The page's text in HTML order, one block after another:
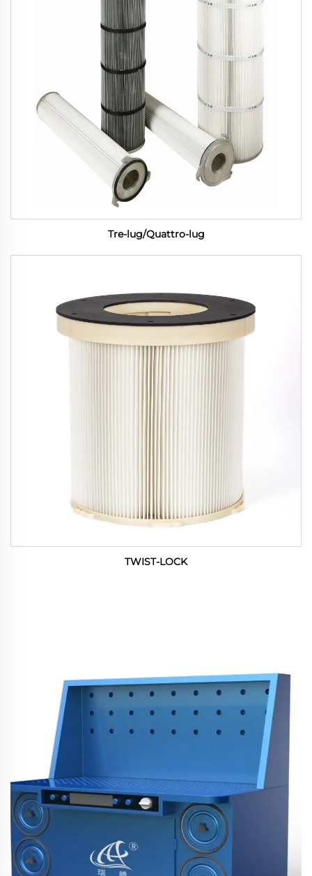
Tre-lug/Quattro-lug
TWIST-LOCK